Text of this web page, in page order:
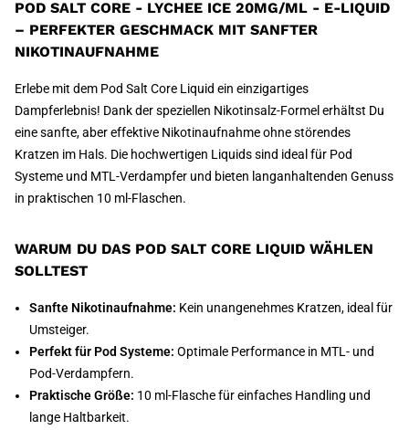
POD SALT CORE - LYCHEE ICE 20MG/ML - E-LIQUID
– PERFEKTER GESCHMACK MIT SANFTER
NIKOTINAUFNAHME
Erlebe mit dem Pod Salt Core Liquid ein einzigartiges
Dampferlebnis! Dank der speziellen Nikotinsalz-Formel erhältst Du
eine sanfte, aber effektive Nikotinaufnahme ohne störendes
Kratzen im Hals. Die hochwertigen Liquids sind ideal für Pod
Systeme und MTL-Verdampfer und bieten langanhaltenden Genuss
in praktischen 10 ml-Flaschen.
WARUM DU DAS POD SALT CORE LIQUID WÄHLEN
SOLLTEST
Sanfte Nikotinaufnahme: Kein unangenehmes Kratzen, ideal für
Umsteiger.
Perfekt für Pod Systeme: Optimale Performance in MTL- und
Pod-Verdampfern.
Praktische Größe: 10 ml-Flasche für einfaches Handling und
lange Haltbarkeit.